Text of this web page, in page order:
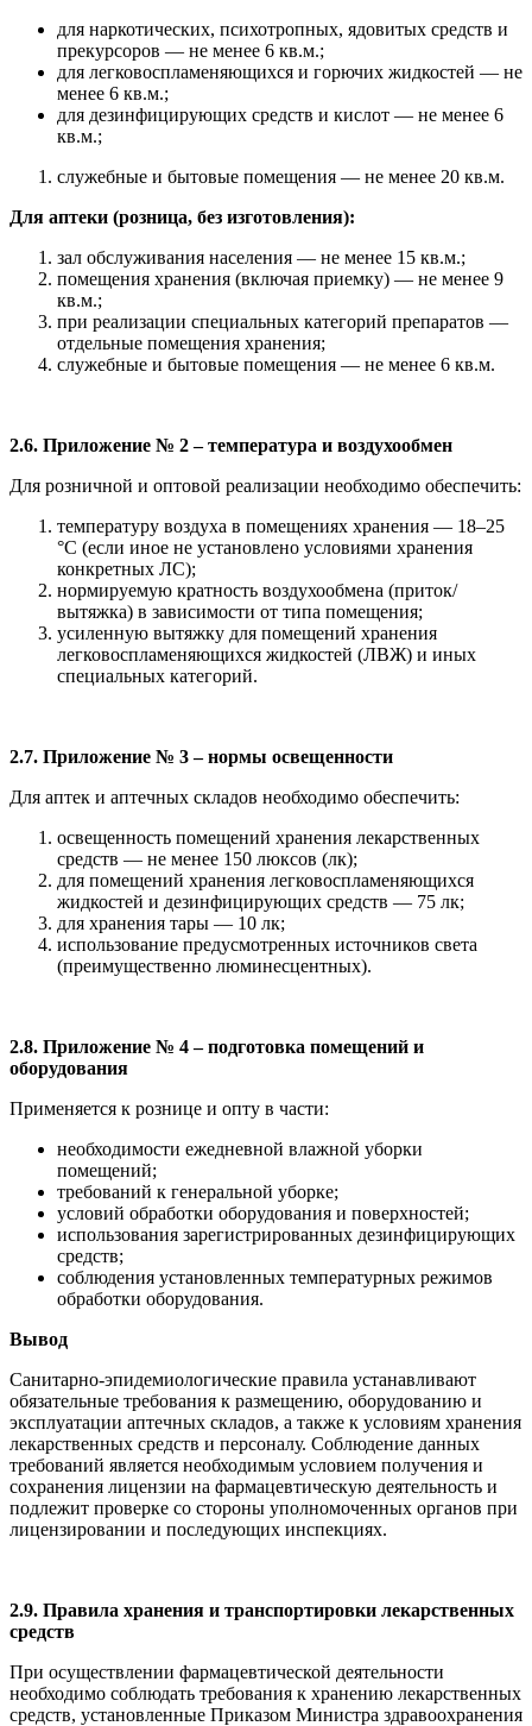
для наркотических, психотропных, ядовитых средств и
прекурсоров — не менее 6 кв.м.;
для легковоспламеняющихся и горючих жидкостей — не
менее 6 кв.м.;
для дезинфицирующих средств и кислот — не менее 6
кв.м.;
служебные и бытовые помещения — не менее 20 кв.м.
Для аптеки (розница, без изготовления):
зал обслуживания населения — не менее 15 кв.м.;
помещения хранения (включая приемку) — не менее 9
кв.м.;
при реализации специальных категорий препаратов —
отдельные помещения хранения;
служебные и бытовые помещения — не менее 6 кв.м.
2.6. Приложение № 2 – температура и воздухообмен
Для розничной и оптовой реализации необходимо обеспечить:
температуру воздуха в помещениях хранения — 18–25
°C (если иное не установлено условиями хранения
конкретных ЛС);
нормируемую кратность воздухообмена (приток/
вытяжка) в зависимости от типа помещения;
усиленную вытяжку для помещений хранения
легковоспламеняющихся жидкостей (ЛВЖ) и иных
специальных категорий.
2.7. Приложение № 3 – нормы освещенности
Для аптек и аптечных складов необходимо обеспечить:
освещенность помещений хранения лекарственных
средств — не менее 150 люксов (лк);
для помещений хранения легковоспламеняющихся
жидкостей и дезинфицирующих средств — 75 лк;
для хранения тары — 10 лк;
использование предусмотренных источников света
(преимущественно люминесцентных).
2.8. Приложение № 4 – подготовка помещений и
оборудования
Применяется к рознице и опту в части:
необходимости ежедневной влажной уборки
помещений;
требований к генеральной уборке;
условий обработки оборудования и поверхностей;
использования зарегистрированных дезинфицирующих
средств;
соблюдения установленных температурных режимов
обработки оборудования.
Вывод
Санитарно-эпидемиологические правила устанавливают
обязательные требования к размещению, оборудованию и
эксплуатации аптечных складов, а также к условиям хранения
лекарственных средств и персоналу. Соблюдение данных
требований является необходимым условием получения и
сохранения лицензии на фармацевтическую деятельность и
подлежит проверке со стороны уполномоченных органов при
лицензировании и последующих инспекциях.
2.9. Правила хранения и транспортировки лекарственных
средств
При осуществлении фармацевтической деятельности
необходимо соблюдать требования к хранению лекарственных
средств, установленные Приказом Министра здравоохранения